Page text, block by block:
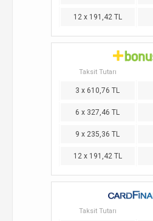
12 x 191,42 TL
Taksit Tutarı
3 x 610,76 TL
6 x 327,46 TL
9 x 235,36 TL
12 x 191,42 TL
Taksit Tutarı